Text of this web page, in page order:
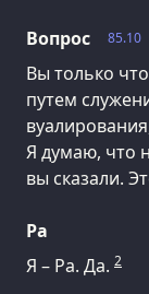
85.10
Вопрос
Вы только
путем
Я думаю, что
вы сказали.
Ра
Я – Ра. Да. 2